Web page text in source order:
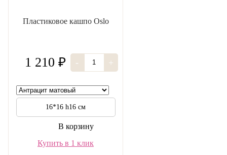
Пластиковое кашпо Oslo
1 210 ₽ - +
16*16 h16 см
В корзину
Купить в 1 клик